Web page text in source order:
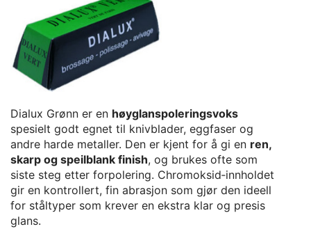
Dialux Grønn er en høyglanspoleringsvoks
spesielt godt egnet til knivblader, eggfaser og
andre harde metaller. Den er kjent for å gi en ren,
skarp og speilblank finish, og brukes ofte som
siste steg etter forpolering. Chromoksid‑innholdet
gir en kontrollert, fin abrasjon som gjør den ideell
for ståltyper som krever en ekstra klar og presis
glans.